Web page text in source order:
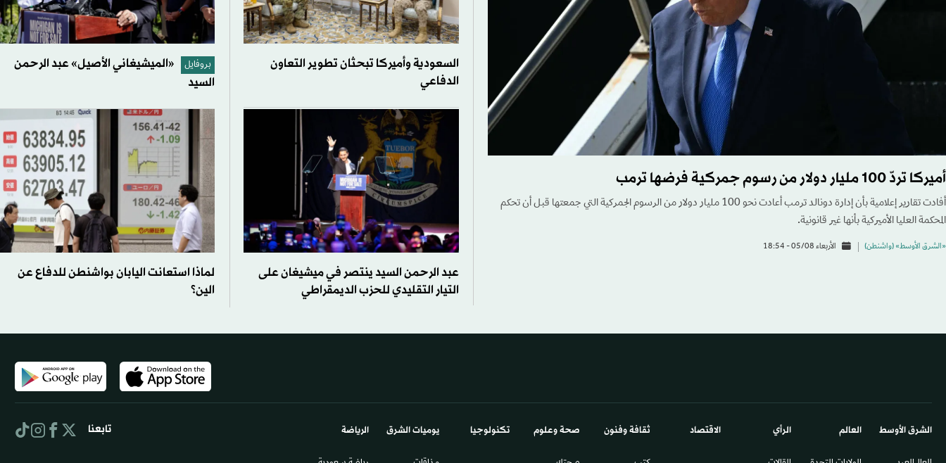
أميركا تردّ 100 مليار دولار من رسوم جمركية فرضها ترمب
أفادت تقارير إعلامية بأن إدارة دونالد ترمب أعادت نحو 100 مليار دولار من الرسوم الجمركية التي جمعتها قبل أن تحكم
المحكمة العليا الأميركية بأنها غير قانونية.
«الشرق الأوسط» (واشنطن) الأربعاء 05/08 - 18:54
السعودية وأميركا تبحثان تطوير التعاون
الدفاعي
بروفايل
«الميشيغاني الأصيل» عبد الرحمن
السيد
عبد الرحمن السيد ينتصر في ميشيغان على
التيار التقليدي للحزب الديمقراطي
لماذا استعانت اليابان بواشنطن للدفاع عن
الين؟
الشرق الأوسط​ العالم الرأي الاقتصاد ثقافة وفنون صحة وعلوم تكنولوجيا يوميات الشرق​ الرياضة تابعنا